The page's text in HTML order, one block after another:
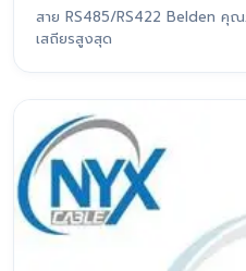
สาย RS485/RS422 Belden คุ
เสถียรสูงสุด